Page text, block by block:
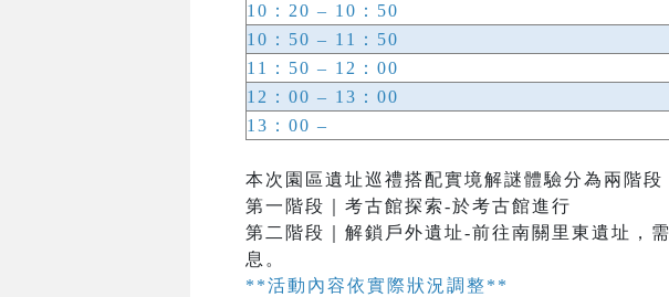
10：20 – 10：50
10：50 – 11：50
11：50 – 12：00
12：00 – 13：00
13：00 –
本次園區遺址巡禮搭配實境解謎體驗分為兩階段
第一階段｜考古館探索-於考古館進行
第二階段｜解鎖戶外遺址-前往南關里東遺址，
息。
**活動內容依實際狀況調整**